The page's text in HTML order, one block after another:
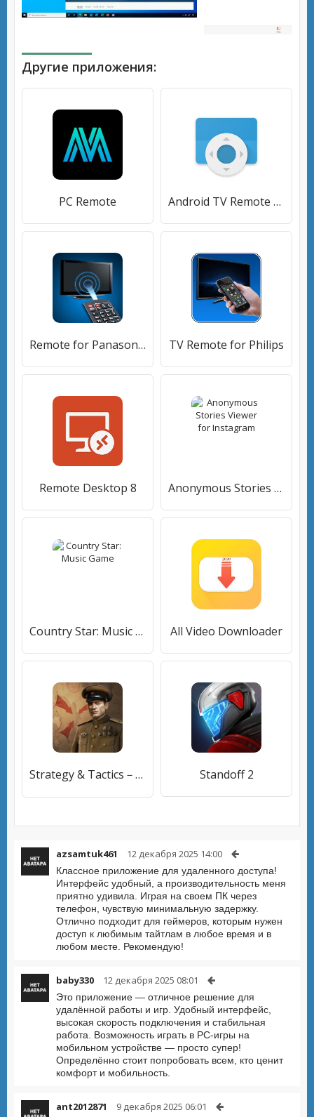
Другие приложения:
PC Remote Android TV Remote Control
Remote for Panasonic TV TV Remote for Philips
Remote Desktop 8 Anonymous Stories Viewer for Instagram
Country Star: Music Game All Video Downloader
Strategy & Tactics－USSR vs USA Standoff 2
azsamtuk461 12 декабря 2025 14:00
Классное приложение для удаленного доступа!
Интерфейс удобный, а производительность меня
приятно удивила. Играя на своем ПК через
телефон, чувствую минимальную задержку.
Отлично подходит для геймеров, которым нужен
доступ к любимым тайтлам в любое время и в
любом месте. Рекомендую!
baby330 12 декабря 2025 08:01
Это приложение — отличное решение для
удалённой работы и игр. Удобный интерфейс,
высокая скорость подключения и стабильная
работа. Возможность играть в PC-игры на
мобильном устройстве — просто супер!
Определённо стоит попробовать всем, кто ценит
комфорт и мобильность.
ant2012871 9 декабря 2025 06:01